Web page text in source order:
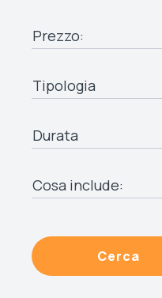
Prezzo:
Tipologia
Durata
Cosa include:
Cerca